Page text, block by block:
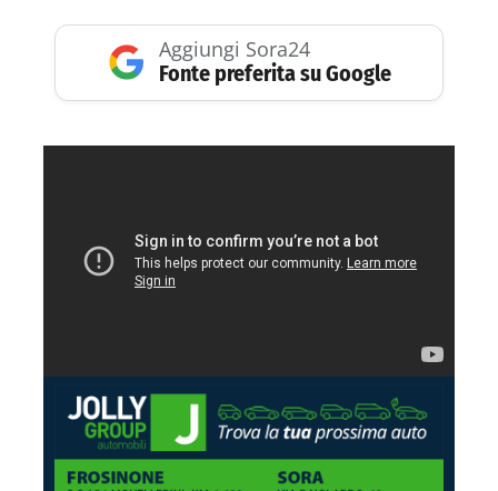
Aggiungi Sora24
Fonte preferita su Google